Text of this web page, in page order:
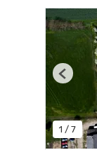
1 / 7